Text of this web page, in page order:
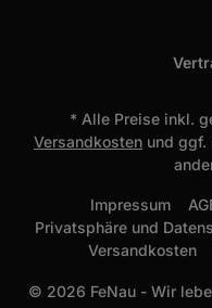
* Alle Preise inkl.
Versandkosten und ggf.
© 2026 FeNau - Wir
Impressum
Privatsphäre und
Versandkosten